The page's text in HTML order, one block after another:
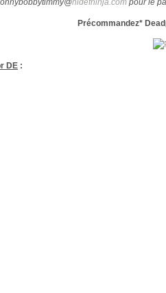
hidefninja.com pour le
Précommandez*
DE :